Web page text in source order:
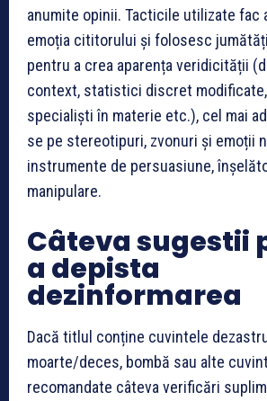
anumite opinii. Tacticile utilizate fac
emoția cititorului și folosesc
pentru a crea aparența veridicității
context, statistici discret modificate,
specialiști în materie etc.), cel mai
se pe stereotipuri, zvonuri și emoții
instrumente de persuasiune,
manipulare.
Câteva sugestii
a depista
dezinformarea
Dacă titlul conține cuvintele
moarte/deces, bombă sau alte
recomandate câteva verificări